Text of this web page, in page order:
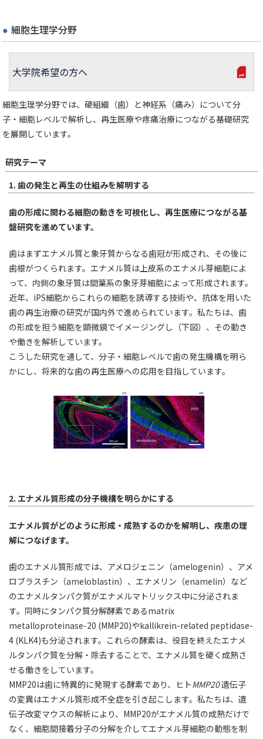
細胞生理学分野
大学院希望の方へ
細胞生理学分野では、硬組織（歯）と神経系（痛み）について分
子・細胞レベルで解析し、再生医療や疼痛治療につながる基礎研究
を展開しています。
研究テーマ
1. 歯の発生と再生の仕組みを解明する
歯の形成に関わる細胞の動きを可視化し、再生医療につながる基
盤研究を進めています。
歯はまずエナメル質と象牙質からなる歯冠が形成され、その後に
歯根がつくられます。エナメル質は上皮系のエナメル芽細胞によ
って、内側の象牙質は間葉系の象牙芽細胞によって形成されます。
近年、iPS細胞からこれらの細胞を誘導する技術や、抗体を用いた
歯の再生治療の研究が国内外で進められています。私たちは、歯
の形成を担う細胞を顕微鏡でイメージングし（下図）、その動き
や働きを解析しています。
こうした研究を通して、分子・細胞レベルで歯の発生機構を明ら
かにし、将来的な歯の再生医療への応用を目指しています。
2. エナメル質形成の分子機構を明らかにする
エナメル質がどのように形成・成熟するのかを解明し、疾患の理
解につなげます。
歯のエナメル質形成では、アメロジェニン（amelogenin）、アメ
ロブラスチン（ameloblastin）、エナメリン（enamelin）など
のエナメルタンパク質がエナメルマトリックス中に分泌されま
す。同時にタンパク質分解酵素であるmatrix
metalloproteinase-20 (MMP20)やkallikrein-related peptidase-
4 (KLK4)も分泌されます。これらの酵素は、役目を終えたエナメ
ルタンパク質を分解・除去することで、エナメル質を硬く成熟さ
せる働きをしています。
MMP20は歯に特異的に発現する酵素であり、ヒトMMP20遺伝子
の変異はエナメル質形成不全症を引き起こします。私たちは、遺
伝子改変マウスの解析により、MMP20がエナメル質の成熟だけで
なく、細胞間接着分子の分解を介してエナメル芽細胞の動態を制